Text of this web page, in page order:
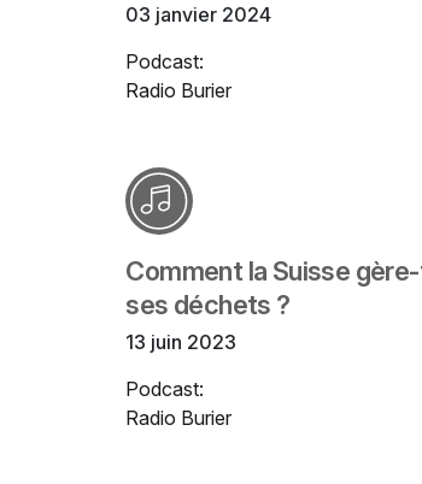
03 janvier 2024
Podcast:
Radio Burier
Comment la Suisse
ses déchets ?
13 juin 2023
Podcast:
Radio Burier